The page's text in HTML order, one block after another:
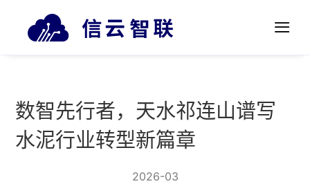
数智先行者，天水祁连山谱写
水泥行业转型新篇章
2026-03